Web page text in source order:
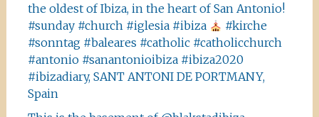
the oldest of Ibiza, in the heart of San Antonio!
#sunday #church #iglesia #ibiza
#kirche
#sonntag #baleares #catholic #catholicchurch
#antonio #sanantonioibiza #ibiza2020
#ibizadiary, SANT ANTONI DE PORTMANY,
Spain